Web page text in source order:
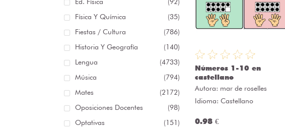
Física Y Química
(35)
Fiestas / Cultura
(786)
Historia Y Geografía
(140)
Lengua
(4733)
Música
(794)
Mates
(2172)
Oposiciones Docentes
(98)
Optativas
(151)
Números 1-10 en
castellano
Autora: mar de roselles
Idioma: Castellano
0.98 €